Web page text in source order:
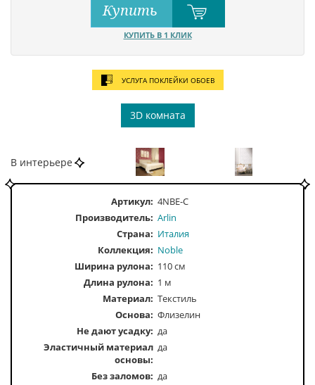
Купить
КУПИТЬ В 1 КЛИК
УСЛУГА ПОКЛЕЙКИ ОБОЕВ
3D комната
В интерьере
Артикул: 4NBE-C
Производитель: Arlin
Страна: Италия
Коллекция: Noble
Ширина рулона: 110 см
Длина рулона: 1 м
Материал: Текстиль
Основа: Флизелин
Не дают усадку: да
Эластичный материал
основы:
да
Без заломов: да